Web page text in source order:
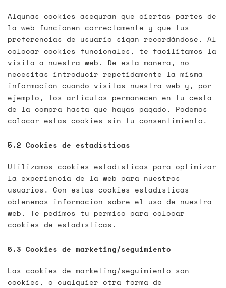
Algunas cookies aseguran que ciertas partes de
la web funcionen correctamente y que tus
preferencias de usuario sigan recordándose. Al
colocar cookies funcionales, te facilitamos la
visita a nuestra web. De esta manera, no
necesitas introducir repetidamente la misma
información cuando visitas nuestra web y, por
ejemplo, los artículos permanecen en tu cesta
de la compra hasta que hayas pagado. Podemos
colocar estas cookies sin tu consentimiento.
5.2 Cookies de estadísticas
Utilizamos cookies estadísticas para optimizar
la experiencia de la web para nuestros
usuarios. Con estas cookies estadísticas
obtenemos información sobre el uso de nuestra
web. Te pedimos tu permiso para colocar
cookies de estadísticas.
5.3 Cookies de marketing/seguimiento
Las cookies de marketing/seguimiento son
cookies, o cualquier otra forma de